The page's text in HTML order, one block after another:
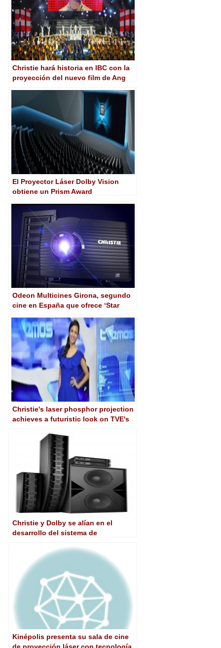
Christie hará historia en IBC con la
proyección del nuevo film de Ang
El Proyector Láser Dolby Vision
obtiene un Prism Award
Odeon Multicines Girona, segundo
cine en España que ofrece ‘Star
Christie
Christie's laser phosphor projection
achieves a futuristic look on TVE's
Christie y Dolby se alían en el
desarrollo del sistema de
Kinépolis presenta su sala de cine